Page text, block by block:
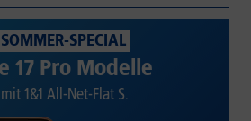
SPECIAL
17 Pro Modelle
1&1 All-Net-Flat S.